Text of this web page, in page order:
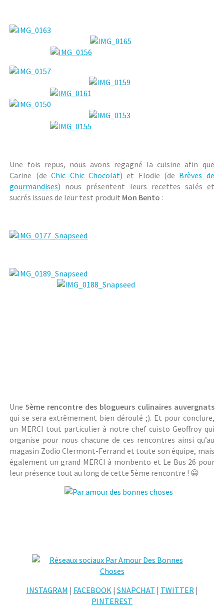
Une fois repus, nous avons regagné la cuisine afin que
Carine (deChic Chic Chocolat) et Elodie (de Brèves de
gourmandises) nous présentent leurs recettes salés et
sucrés issues de leur test produit Mon Bento :
Une5ème rencontre des blogueurs culinaires auvergnats
qui se sera extrêmement bien déroulé ;). Et pour conclure,
un MERCI tout particulier à notre chef cuisto Geoffroy qui
organise pour nous chacune de ces rencontres ainsi qu’au
magasin Zodio Clermont-Ferrand et toute son équipe, mais
également un grand MERCI à monbento et Le Bus 26 pour
leur présence tout au long de cette 5ème rencontre ! 😀
INSTAGRAM | FACEBOOK| SNAPCHAT | TWITTER|
PINTEREST